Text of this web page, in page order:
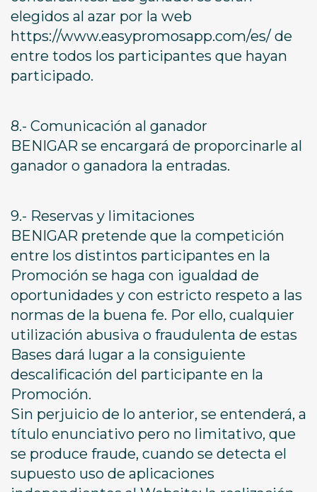
elegidos al azar por la web
https://www.easypromosapp.com/es/ de
entre todos los participantes que hayan
participado.
8.- Comunicación al ganador
BENIGAR se encargará de proporcinarle al
ganador o ganadora la entradas.
9.- Reservas y limitaciones
BENIGAR pretende que la competición
entre los distintos participantes en la
Promoción se haga con igualdad de
oportunidades y con estricto respeto a las
normas de la buena fe. Por ello, cualquier
utilización abusiva o fraudulenta de estas
Bases dará lugar a la consiguiente
descalificación del participante en la
Promoción.
Sin perjuicio de lo anterior, se entenderá, a
título enunciativo pero no limitativo, que
se produce fraude, cuando se detecta el
supuesto uso de aplicaciones